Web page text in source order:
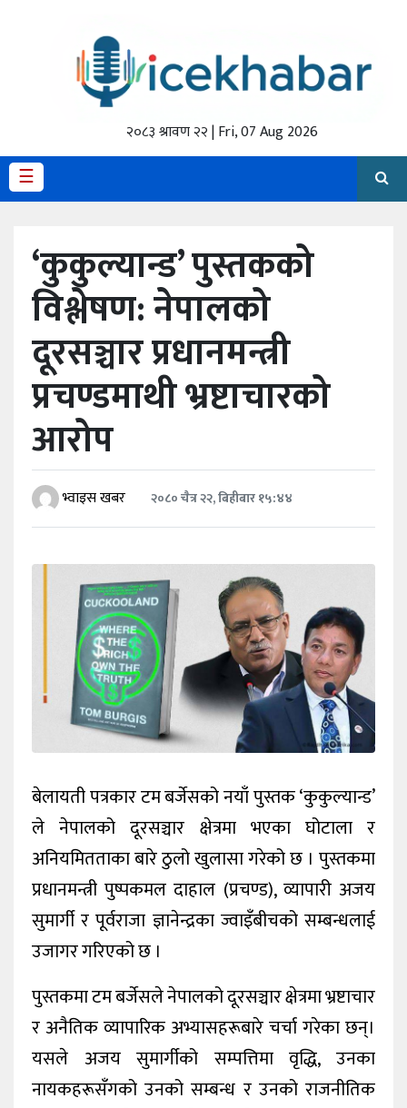
२०८३ श्रावण २२ | Fri, 07 Aug 2026
☰
मैथिली
प्रदेश
अर्थतंत्र
राजनीति
स्वास्थ्य
अन्य
‘कुकुल्यान्ड’ पुस्तकको
विश्लेषण: नेपालको
दूरसञ्चार प्रधानमन्त्री
प्रचण्डमाथी भ्रष्टाचारको
आरोप
भ्वाइस खबर २०८० चैत्र २२, बिहीबार १५:४४
बेलायती पत्रकार टम बर्जेसको नयाँ पुस्तक ‘कुकुल्यान्ड’
ले नेपालको दूरसञ्चार क्षेत्रमा भएका घोटाला र
अनियमितताका बारे ठुलो खुलासा गरेको छ । पुस्तकमा
प्रधानमन्त्री पुष्पकमल दाहाल (प्रचण्ड), व्यापारी अजय
सुमार्गी र पूर्वराजा ज्ञानेन्द्रका ज्वाइँबीचको सम्बन्धलाई
उजागर गरिएको छ ।
पुस्तकमा टम बर्जेसले नेपालको दूरसञ्चार क्षेत्रमा भ्रष्टाचार
र अनैतिक व्यापारिक अभ्यासहरूबारे चर्चा गरेका छन्।
यसले अजय सुमार्गीको सम्पत्तिमा वृद्धि, उनका
नायकहरूसँगको उनको सम्बन्ध र उनको राजनीतिक